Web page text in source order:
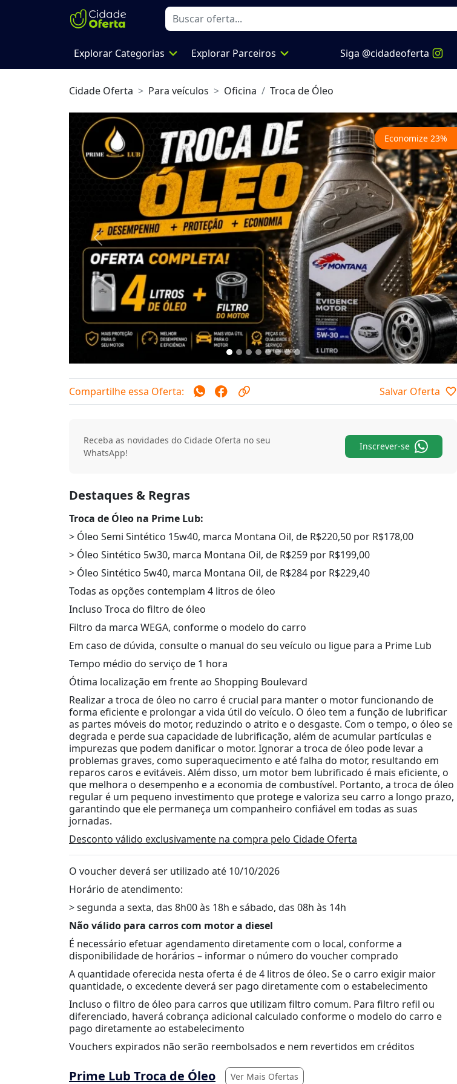
Explorar Categorias expand_more Explorar Parceiros expand_more Siga @cidadeoferta
Cidade Oferta Para veículos Oficina Troca de Óleo
Economize 23%
Previous Next
Compartilhe essa Oferta: Salvar Oferta favorite_border
Receba as novidades do Cidade Oferta no seu
WhatsApp!
Inscrever-se
Destaques & Regras
Troca de Óleo na Prime Lub:
> Óleo Semi Sintético 15w40, marca Montana Oil, de R$220,50 por R$178,00
> Óleo Sintético 5w30, marca Montana Oil, de R$259 por R$199,00
> Óleo Sintético 5w40, marca Montana Oil, de R$284 por R$229,40
Todas as opções contemplam 4 litros de óleo
Incluso Troca do filtro de óleo
Filtro da marca WEGA, conforme o modelo do carro
Em caso de dúvida, consulte o manual do seu veículo ou ligue para a Prime Lub
Tempo médio do serviço de 1 hora
Ótima localização em frente ao Shopping Boulevard
Realizar a troca de óleo no carro é crucial para manter o motor funcionando de
forma eficiente e prolongar a vida útil do veículo. O óleo tem a função de lubrificar
as partes móveis do motor, reduzindo o atrito e o desgaste. Com o tempo, o óleo se
degrada e perde sua capacidade de lubrificação, além de acumular partículas e
impurezas que podem danificar o motor. Ignorar a troca de óleo pode levar a
problemas graves, como superaquecimento e até falha do motor, resultando em
reparos caros e evitáveis. Além disso, um motor bem lubrificado é mais eficiente, o
que melhora o desempenho e a economia de combustível. Portanto, a troca de óleo
regular é um pequeno investimento que protege e valoriza seu carro a longo prazo,
garantindo que ele permaneça um companheiro confiável em todas as suas
jornadas.
Desconto válido exclusivamente na compra pelo Cidade Oferta
O voucher deverá ser utilizado até 10/10/2026
Horário de atendimento:
> segunda a sexta, das 8h00 às 18h e sábado, das 08h às 14h
Não válido para carros com motor a diesel
É necessário efetuar agendamento diretamente com o local, conforme a
disponibilidade de horários – informar o número do voucher comprado
A quantidade oferecida nesta oferta é de 4 litros de óleo. Se o carro exigir maior
quantidade, o excedente deverá ser pago diretamente com o estabelecimento
Incluso o filtro de óleo para carros que utilizam filtro comum. Para filtro refil ou
diferenciado, haverá cobrança adicional calculado conforme o modelo do carro e
pago diretamente ao estabelecimento
Vouchers expirados não serão reembolsados e nem revertidos em créditos
Prime Lub Troca de Óleo Ver Mais Ofertas